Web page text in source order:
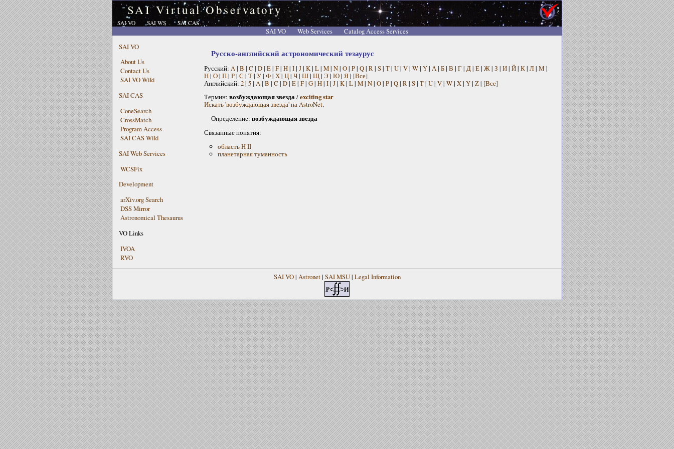
SAI Virtual Observatory
SAI VO SAI WS SAI CAS
SAI VO Web Services
Catalog Access Services
SAI VO
About Us
Contact Us
SAI VO Wiki
SAI CAS
ConeSearch
CrossMatch
Program Access
SAI CAS Wiki
SAI Web Services
WCSFix
Development
arXiv.org Search
DSS Mirror
Astronomical Thesaurus
VO Links
IVOA
RVO
Русско-английский астрономический тезаурус
Русский: A | B | C | D| E| F| H| I| J| K| L| M| N| O| P| Q| R | S| T| U| V| W| Y| А | Б| В | Г | Д| Е| Ж| З | И| Й| К| Л| М |
Н| О| П| Р| С | Т| У| Ф| Х| Ц| Ч| Ш| Щ| Э | Ю| Я| [Все]
Английский: 2| 5| A | B | C | D| E| F| G| H| I| J| K| L| M| N| O| P| Q| R | S| T| U| V| W| X| Y| Z| [Все]
Термин: возбуждающая звезда/exciting star
Искать 'возбуждающая звезда' на AstroNet.
Определение: возбуждающая звезда
Связанные понятия:
область H II
планетарная туманность
SAI VO| Astronet| SAI MSU| Legal Information